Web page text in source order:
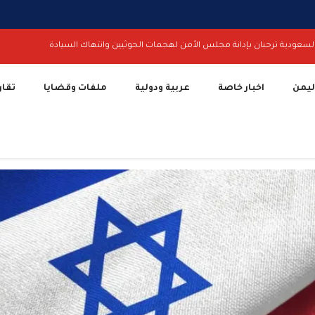
ترحبان بإدانة مجلس الأمن لهجمات الحوثيين وانتهاك السيادة
اخبار خاصة عربية ودولية ملفات وقضايا